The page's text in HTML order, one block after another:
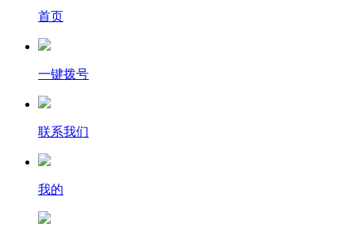
首页
一键拨号
联系我们
我的